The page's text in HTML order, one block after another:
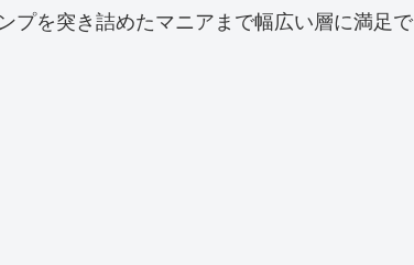
プを突き詰めたマニアまで幅広い層に満足で